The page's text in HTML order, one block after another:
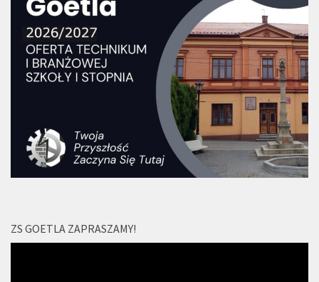
ZS GOETLA ZAPRASZAMY!